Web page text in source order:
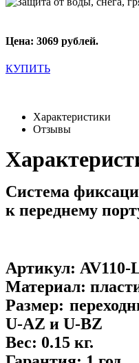
Цена: 3069 рублей.
КУПИТЬ
Характеристики
Отзывы
Система
к переднему
Артикул: AV110-
Материал:
Размер:
U-AZ и U-BZ
Вес: 0.15 кг.